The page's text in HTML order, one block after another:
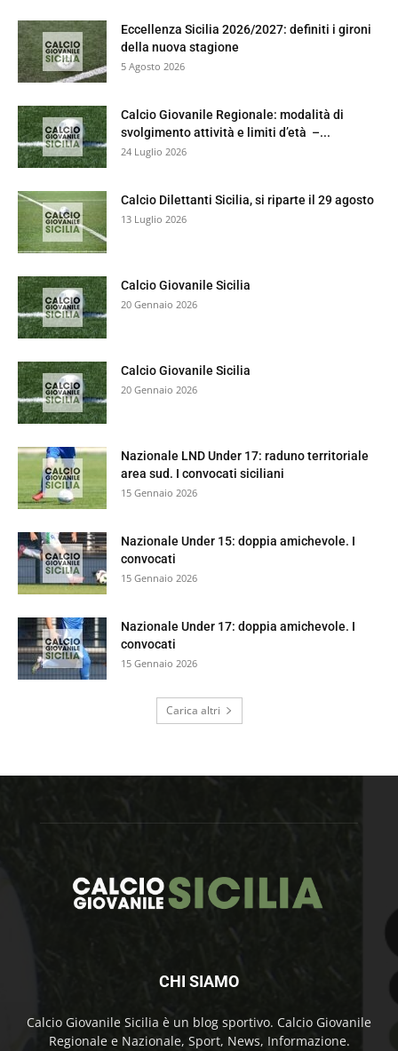
Eccellenza Sicilia 2026/2027: definiti i gironi
della nuova stagione
5 Agosto 2026
Calcio Giovanile Regionale: modalità di
svolgimento attività e limiti d’età –...
24 Luglio 2026
Calcio Dilettanti Sicilia, si riparte il 29 agosto
13 Luglio 2026
Calcio Giovanile Sicilia
20 Gennaio 2026
Calcio Giovanile Sicilia
20 Gennaio 2026
Nazionale LND Under 17: raduno territoriale
area sud. I convocati siciliani
15 Gennaio 2026
Nazionale Under 15: doppia amichevole. I
convocati
15 Gennaio 2026
Nazionale Under 17: doppia amichevole. I
convocati
15 Gennaio 2026
Carica altri
CHI SIAMO
Calcio Giovanile Sicilia è un blog sportivo. Calcio Giovanile
Regionale e Nazionale, Sport, News, Informazione.